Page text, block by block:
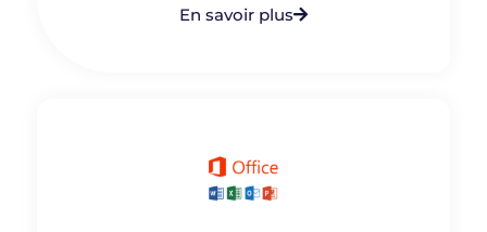
En savoir plus